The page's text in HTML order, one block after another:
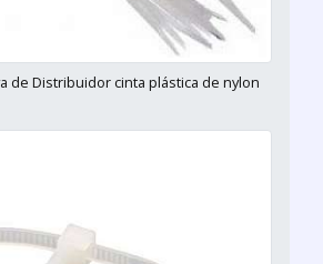
de Distribuidor cinta plástica de nylon